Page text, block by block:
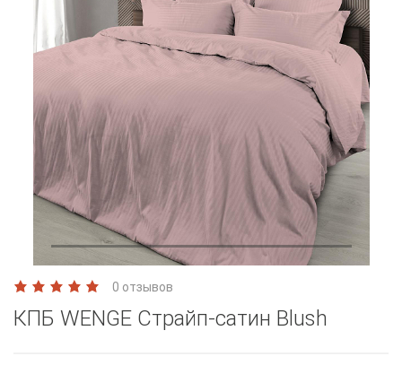
0 отзывов
КПБ WENGE Страйп-сатин Blush